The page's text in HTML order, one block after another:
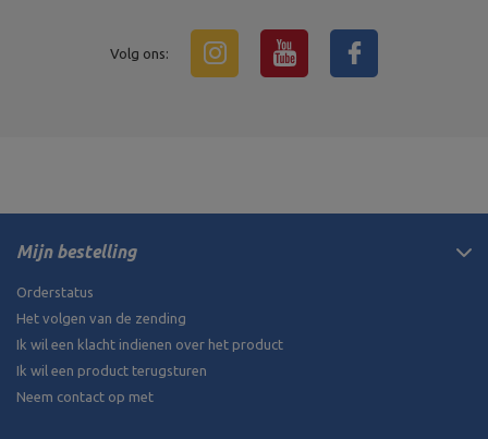
Volg ons:
Mijn bestelling
Orderstatus
Het volgen van de zending
Ik wil een klacht indienen over het product
Ik wil een product terugsturen
Neem contact op met